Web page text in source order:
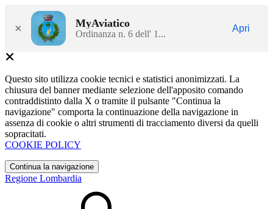
× MyAviatico
Ordinanza n. 6 dell' 1...
Apri
Questo sito utilizza cookie tecnici e statistici anonimizzati. La
chiusura del banner mediante selezione dell'apposito comando
contraddistinto dalla X o tramite il pulsante "Continua la
navigazione" comporta la continuazione della navigazione in
assenza di cookie o altri strumenti di tracciamento diversi da quelli
sopracitati.
COOKIE POLICY
Continua la navigazione
Regione Lombardia